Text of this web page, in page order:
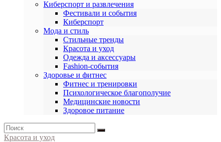
Киберспорт и развлечения
Фестивали и события
Киберспорт
Мода и стиль
Стильные тренды
Красота и уход
Одежда и аксессуары
Fashion-события
Здоровье и фитнес
Фитнес и тренировки
Психологическое благополучие
Медицинские новости
Здоровое питание
Красота и уход